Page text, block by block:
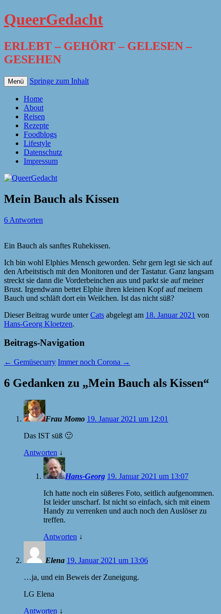
QueerGedacht
ERLEBT – GEHÖRT – GELESEN –
GESEHEN
Menü Springe zum Inhalt
Home
About
Reisen
Rezepte
Foodblogs
Lifestyle
Datenschutz
Impressum
Mein Bauch als Kissen
6 Antworten
Ein Bauch als sanftes Ruhekissen.
Ich bin wohl Elphies Mensch geworden. Sehr gern legt sie sich auf
den Arbeitstisch mit den Monitoren und der Tastatur. Ganz langsam
streckt sie dann die Vorderbeinchen aus und parkt sie auf meiner
Brust. Irgendwann bettet Elphie ihren kleinen Kopf auf meinem
Bauch und schläft dort ein Weilchen. Ist das nicht süß?
Dieser Beitrag wurde unterCats abgelegt am 18. Januar 2021 von
Hans-Georg Kloetzen.
Beitrags-Navigation
← Gemüsecurry Immer noch Corona →
6 Gedanken zu „Mein Bauch als Kissen“
Frau Momo 19. Januar 2021 um 12:01
Das IST süß 🙂
Antworten ↓
Hans-Georg 19. Januar 2021 um 13:07
Ich hatte noch ein süßeres Foto, seitlich aufgenommen.
Ist leider unscharf. Ist nicht so einfach, sich mit einem
Handy zu verrenken und auch noch den Auslöser zu
treffen.
Antworten ↓
Elena 19. Januar 2021 um 13:06
…ja, und ein Beweis der Zuneigung.
LG Elena
Antworten ↓